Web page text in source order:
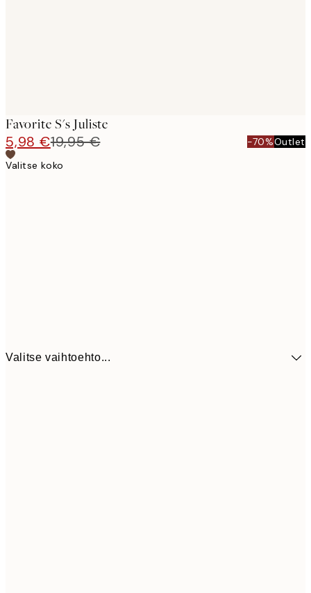
Favorite S's Juliste
5,98 €19,95 € -70%Outlet
Valitse koko
Valitse vaihtoehto...